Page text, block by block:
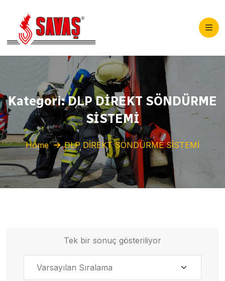
Kategori:DLP DİREKT SÖNDÜRME
SİSTEMİ
Home DLP DİREKT SÖNDÜRME SİSTEMİ
Tek bir sonuç gösteriliyor